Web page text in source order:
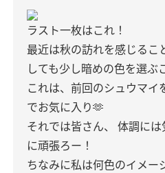
ラスト一枚はこれ！
最近は秋の訪れを感じるこ
しても少し暗めの色を選ぶ
これは、前回のシュウマイ
でお気に入り🫶
それでは皆さん、
体調には
に頑張ろー！
ちなみに私は何色のイメー